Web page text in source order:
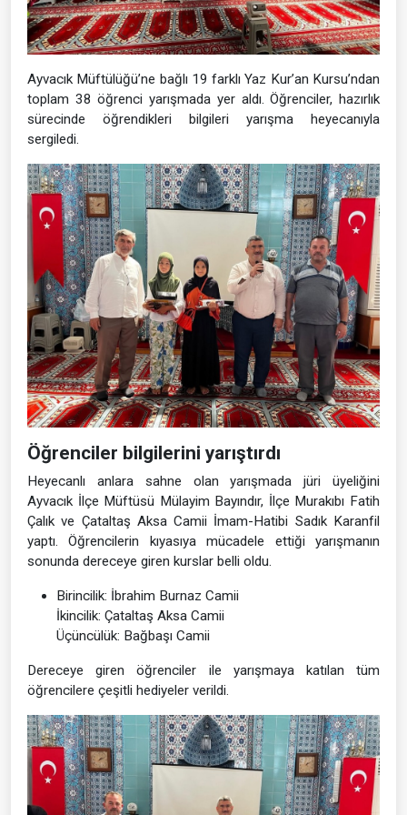
Ayvacık Müftülüğü’ne bağlı 19 farklı Yaz Kur’an Kursu’ndan
toplam 38 öğrenci yarışmada yer aldı. Öğrenciler, hazırlık
sürecinde öğrendikleri bilgileri yarışma heyecanıyla
sergiledi.
Öğrenciler bilgilerini yarıştırdı
Heyecanlı anlara sahne olan yarışmada jüri üyeliğini
Ayvacık İlçe Müftüsü Mülayim Bayındır, İlçe Murakıbı Fatih
Çalık ve Çataltaş Aksa Camii İmam-Hatibi Sadık Karanfil
yaptı. Öğrencilerin kıyasıya mücadele ettiği yarışmanın
sonunda dereceye giren kurslar belli oldu.
Birincilik: İbrahim Burnaz Camii
İkincilik: Çataltaş Aksa Camii
Üçüncülük: Bağbaşı Camii
Dereceye giren öğrenciler ile yarışmaya katılan tüm
öğrencilere çeşitli hediyeler verildi.